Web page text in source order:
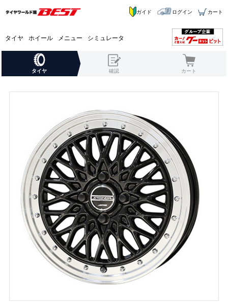
タイヤ ホイール メニュー シミュレータ
ガイド ログイン カート
タイヤ 確認 カート